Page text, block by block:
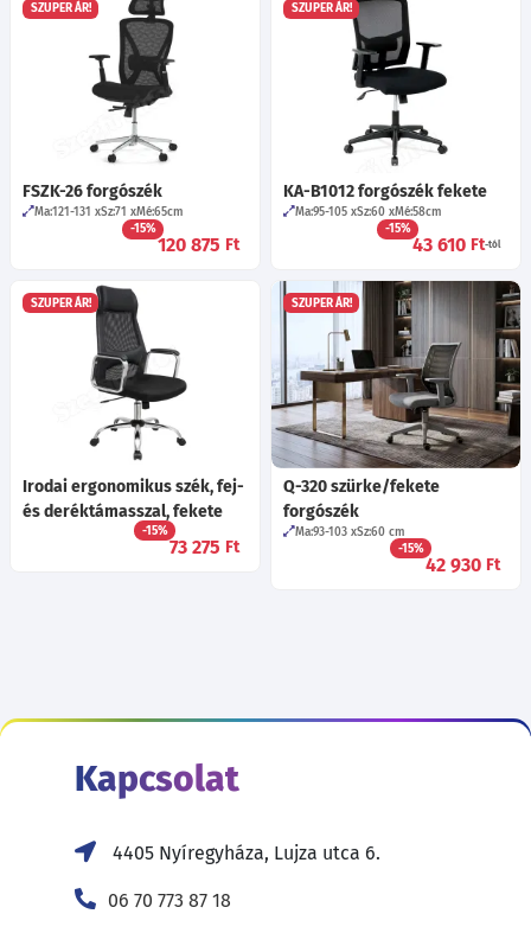
SZUPER ÁR!
FSZK-26 forgószék
Ma:121-131 Sz:71 Mé:65cm
-15%
120 875 Ft
SZUPER ÁR!
KA-B1012 forgószék fekete
Ma:95-105 Sz:60 Mé:58cm
-15%
43 610 Ft-tól
SZUPER ÁR!
Irodai ergonomikus szék, fej-
és deréktámasszal, fekete
-15%
73 275 Ft
SZUPER ÁR!
Q-320 szürke/fekete
forgószék
Ma:93-103 Sz:60 cm
-15%
42 930 Ft
Kapcsolat
4405 Nyíregyháza, Lujza utca 6.
06 70 773 87 18